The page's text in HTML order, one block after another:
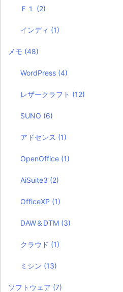
Ｆ１ (2)
インディ (1)
メモ (48)
WordPress (4)
レザークラフト (12)
SUNO (6)
アドセンス (1)
OpenOffice (1)
AiSuite3 (2)
OfficeXP (1)
DAW＆DTM (3)
クラウド (1)
ミシン (13)
ソフトウェア (7)